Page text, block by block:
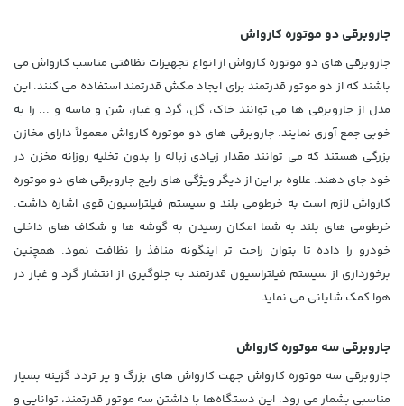
جاروبرقی دو موتوره کارواش
جاروبرقی های دو موتوره کارواش از انواع تجهیزات نظافتی مناسب کارواش می
باشند که از دو موتور قدرتمند برای ایجاد مکش قدرتمند استفاده می کنند. این
مدل از جاروبرقی ها می توانند خاک، گل، گرد و غبار، شن و ماسه و ... را به
خوبی جمع آوری نمایند. جاروبرقی های دو موتوره کارواش معمولاً دارای مخازن
بزرگی هستند که می توانند مقدار زیادی زباله را بدون تخلیه روزانه مخزن در
خود جای دهند. علاوه بر این از دیگر ویژگی های رایج جاروبرقی های دو موتوره
کارواش لازم است به خرطومی بلند و سیستم فیلتراسیون قوی اشاره داشت.
خرطومی های بلند به شما امکان رسیدن به گوشه ها و شکاف های داخلی
خودرو را داده تا بتوان راحت تر اینگونه منافذ را نظافت نمود. همچنین
برخورداری از سیستم فیلتراسیون قدرتمند به جلوگیری از انتشار گرد و غبار در
هوا کمک شایانی می نماید.
جاروبرقی سه موتوره کارواش
جاروبرقی سه موتوره کارواش جهت کارواش های بزرگ و پر تردد گزینه بسیار
مناسبی بشمار می رود. این دستگاه‌ها با داشتن سه موتور قدرتمند، توانایی و